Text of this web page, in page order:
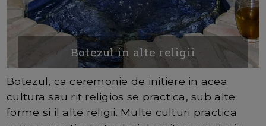
Botezul in alte religii
Botezul, ca ceremonie de initiere in acea
cultura sau rit religios se practica, sub alte
forme si il alte religii. Multe culturi practica